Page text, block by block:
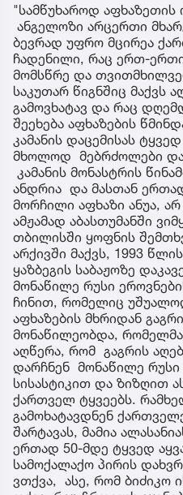
"სამწუხაროდ აფხაზეთის
ანგელოზი არცერთი
ბევრად უფრო მცირეა
ჩადენილი, რაც ერთ-
მომსწრე და
საკუთარ წიგნშიც მაქვს
გამოვხატავ და რაც
შეეხება აფხაზების
კამანის დაცემისას
მხოლოდ მებრძოლები
კამანის მონასტრის
ანდრია და მასთან
მორჩილი აფხაზი ანუა,
ამჟამად აბასთუმანში
თბილისში ყოფნის
არქივში მაქვს, 1993
ყაზბეგის საბაჟოზე
მონაწილე რუსი
ჩინით, რომელიც
აფხაზების მხრიდან
მონაწილეობდა,
აღწერა, რომ გაგრის
დარჩნენ მონაწილე
სისასტიკით და ზიზღით
ქართველ ტყვეებს.
გამოხატავდნენ
შარტავას, მამია
ერთად 50-მდე ტყვედ
სამოქალაქო პირის
ვთქვა, ასე, რომ ბიძიკო